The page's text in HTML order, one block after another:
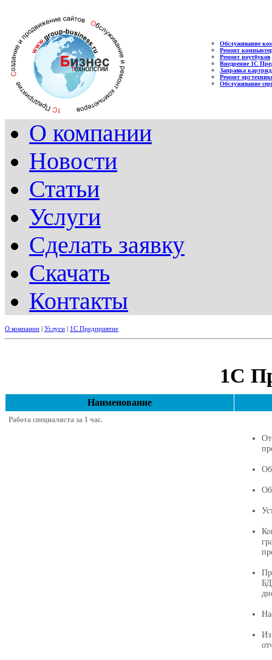
Обслуживание
Ремонт
Ремонт ноутбуков
Внедрение 1С
Заправка
Ремонт
Обслуживание
О компании
Новости
Статьи
Услуги
Сделать заявку
Скачать
Контакты
О компании | Услуги | 1С Предприятие
1С
Наименование
Работа специалиста за 1 час.